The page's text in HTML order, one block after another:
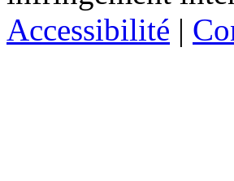
Accessibilité |